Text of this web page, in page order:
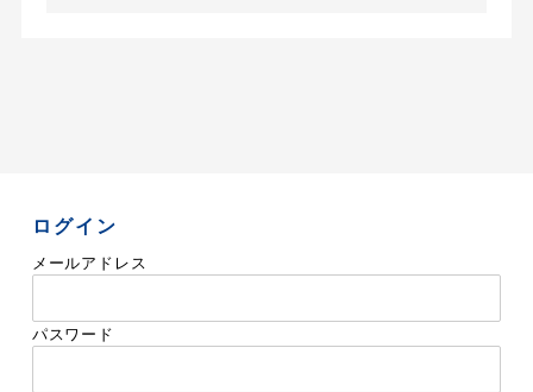
ログイン
メールアドレス
パスワード